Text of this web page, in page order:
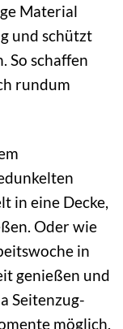
Material
und schützt
So schaffen
rundum
in eine Decke,
Oder wie
in
genießen und
Seitenzug-
möglich.